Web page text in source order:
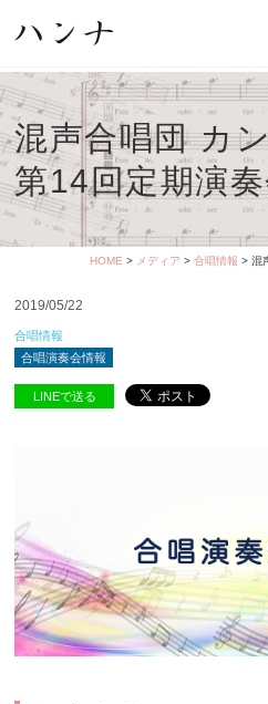
混声合唱団 カ
第14回定期演
HOME > メディア > 合唱情報 > 混
2019/05/22
合唱情報
合唱演奏会情報
LINEで送る